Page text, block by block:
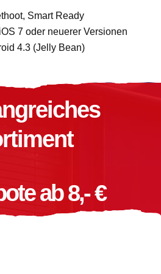
Smart Ready
7 oder neuerer Versionen
4.3 (Jelly Bean)
ab 8,- €